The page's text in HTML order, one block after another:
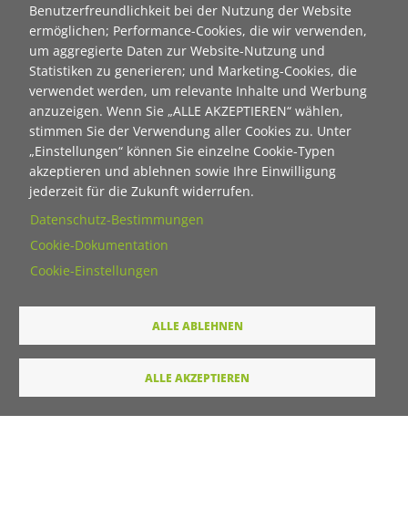
Benutzerfreundlichkeit bei der Nutzung der Website
ermöglichen; Performance-Cookies, die wir verwenden,
um aggregierte Daten zur Website-Nutzung und
Statistiken zu generieren; und Marketing-Cookies, die
verwendet werden, um relevante Inhalte und Werbung
anzuzeigen. Wenn Sie „ALLE AKZEPTIEREN“ wählen,
stimmen Sie der Verwendung aller Cookies zu. Unter
„Einstellungen“ können Sie einzelne Cookie-Typen
akzeptieren und ablehnen sowie Ihre Einwilligung
jederzeit für die Zukunft widerrufen.
Datenschutz-Bestimmungen
Cookie-Dokumentation
Cookie-Einstellungen
ALLE ABLEHNEN
ALLE AKZEPTIEREN
Titel
Nachname
Ihre Daten werden von unserer Stiftung elektronisch
verarbeitet und gespeichert. Hier finden Sie unsere